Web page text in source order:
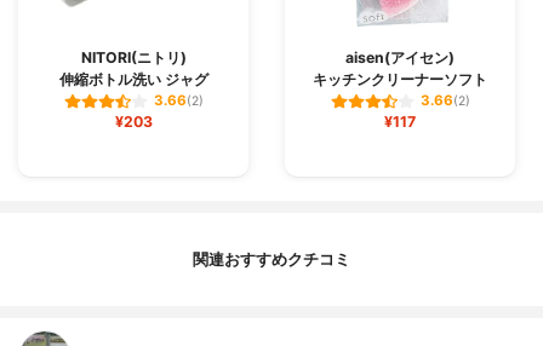
NITORI(ニトリ)
伸縮ボトル洗い ジャグ
3.66(2)
¥203
aisen(アイセン)
キッチンクリーナーソフト
3.66(2)
¥117
関連おすすめクチコミ